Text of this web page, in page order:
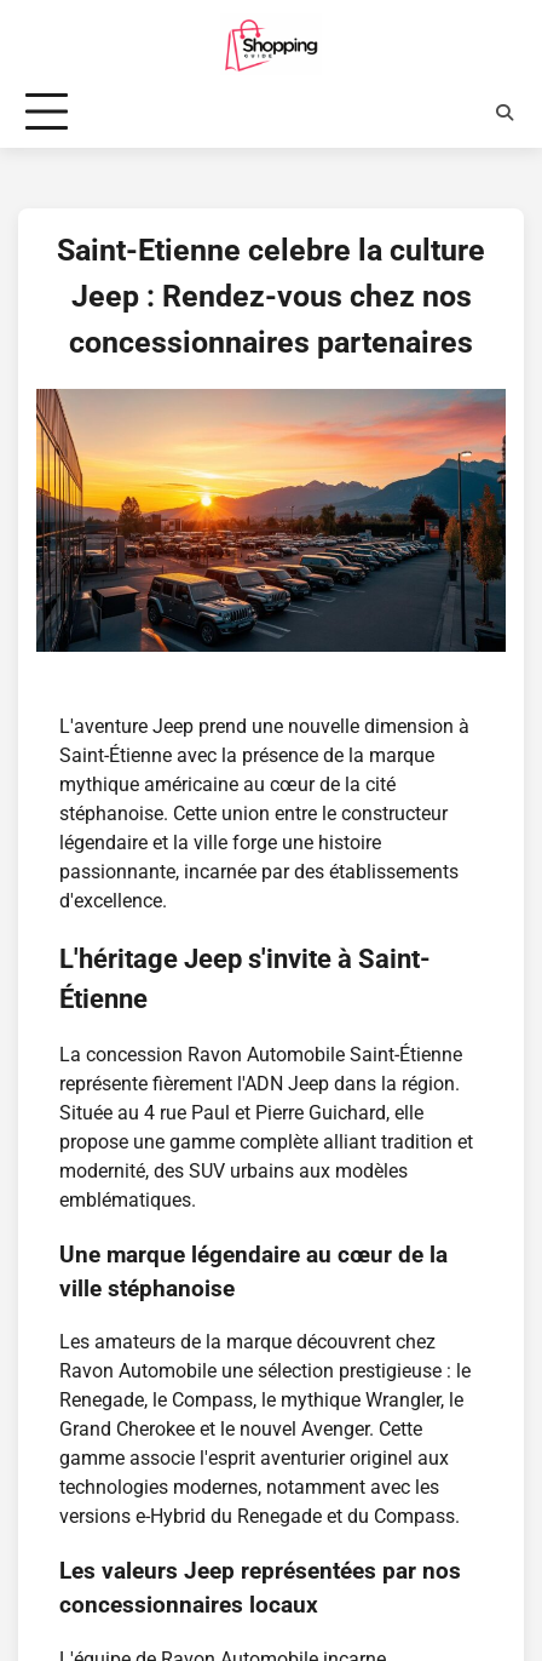
Saint-Etienne celebre la culture
Jeep : Rendez-vous chez nos
concessionnaires partenaires
L'aventure Jeep prend une nouvelle dimension à
Saint-Étienne avec la présence de la marque
mythique américaine au cœur de la cité
stéphanoise. Cette union entre le constructeur
légendaire et la ville forge une histoire
passionnante, incarnée par des établissements
d'excellence.
L'héritage Jeep s'invite à Saint-
Étienne
La concession Ravon Automobile Saint-Étienne
représente fièrement l'ADN Jeep dans la région.
Située au 4 rue Paul et Pierre Guichard, elle
propose une gamme complète alliant tradition et
modernité, des SUV urbains aux modèles
emblématiques.
Une marque légendaire au cœur de la
ville stéphanoise
Les amateurs de la marque découvrent chez
Ravon Automobile une sélection prestigieuse : le
Renegade, le Compass, le mythique Wrangler, le
Grand Cherokee et le nouvel Avenger. Cette
gamme associe l'esprit aventurier originel aux
technologies modernes, notamment avec les
versions e-Hybrid du Renegade et du Compass.
Les valeurs Jeep représentées par nos
concessionnaires locaux